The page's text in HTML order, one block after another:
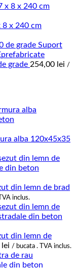
74,00 lei
8 x 240 cm
grade 254,00 lei /
alba 120x45x35
din lemn de brad
inclus.
din lemn de
lei / bucata . TVA inclus.